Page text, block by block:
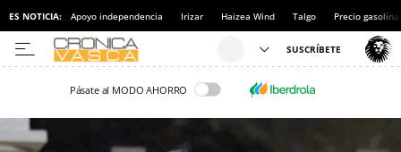
ES NOTICIA: Apoyo independencia Irizar Haizea Wind Talgo Precio gasolina
Pásate al MODO AHORRO